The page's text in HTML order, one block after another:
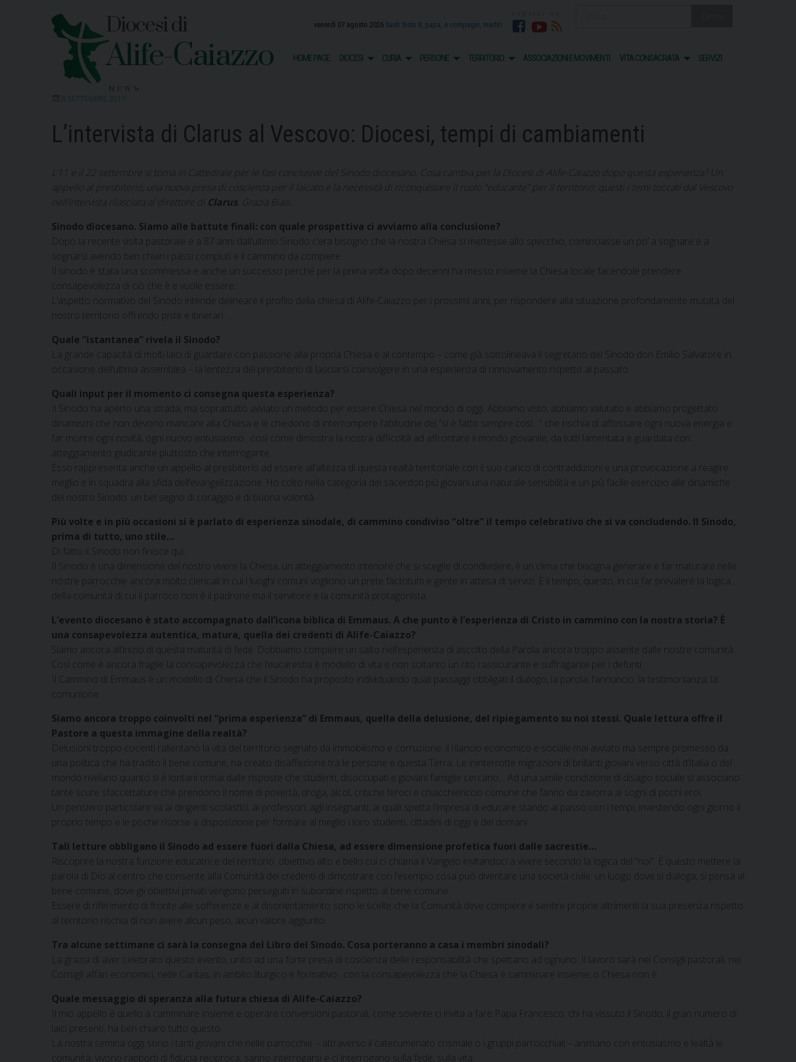
venerdì 07 agosto 2026 Santi Sisto II, papa, e compagni, martiri Facebook
Youtube
RSS
Diocesi di
Alife-Caiazzo HOME PAGE DIOCESI CURIA PERSONE TERRITORIO ASSOCIAZIONI E MOVIMENTI VITA CONSACRATA SERVIZI
8 SETTEMBRE 2017
L’intervista di Clarus al Vescovo: Diocesi, tempi di cambiamenti
L’11 e il 22 settembre si torna in Cattedrale per le fasi conclusive del Sinodo diocesano. Cosa cambia per la Diocesi di Alife-Caiazzo dopo questa esperienza? Un
appello al presbiterio, una nuova presa di coscienza per il laicato e la necessità di riconquistare il ruolo “educante” per il territorio: questi i temi toccati dal Vescovo
nell’intervista rilasciata al direttore di Clarus , Grazia Biasi.
Sinodo diocesano. Siamo alle battute finali: con quale prospettiva ci avviamo alla conclusione?
Dopo la recente visita pastorale e a 87 anni dall’ultimo Sinodo c’era bisogno che la nostra Chiesa si mettesse allo specchio, cominciasse un po’ a sognare e a
sognarsi avendo ben chiari i passi compiuti e il cammino da compiere.
Il sinodo è stata una scommessa e anche un successo perché per la prima volta dopo decenni ha messo insieme la Chiesa locale facendole prendere
consapevolezza di ciò che è e vuole essere.
L’aspetto normativo del Sinodo intende delineare il profilo della chiesa di Alife-Caiazzo per i prossimi anni, per rispondere alla situazione profondamente mutata del
nostro territorio offrendo piste e itinerari …
Quale “istantanea” rivela il Sinodo?
La grande capacità di molti laici di guardare con passione alla propria Chiesa e al contempo – come già sottolineava il segretario del Sinodo don Emilio Salvatore in
occasione dell’ultima assemblea – la lentezza del presbiterio di lasciarsi coinvolgere in una esperienza di rinnovamento rispetto al passato.
Quali input per il momento ci consegna questa esperienza?
Il Sinodo ha aperto una strada, ma soprattutto avviato un metodo per essere Chiesa nel mondo di oggi. Abbiamo visto, abbiamo valutato e abbiamo progettato:
dinamismi che non devono mancare alla Chiesa e le chiedono di interrompere l’abitudine del “si è fatto sempre così…” che rischia di affossare ogni nuova energia e
far morire ogni novità, ogni nuovo entusiasmo…così come dimostra la nostra difficoltà ad affrontare il mondo giovanile, da tutti lamentata e guardata con
atteggiamento giudicante piuttosto che interrogante.
Esso rappresenta anche un appello al presbiterio ad essere all’altezza di questa realtà territoriale con il suo carico di contraddizioni e una provocazione a reagire
meglio e in squadra alla sfida dell’evangelizzazione. Ho colto nella categoria dei sacerdoti più giovani una naturale sensibilità e un più facile esercizio alle dinamiche
del nostro Sinodo: un bel segno di coraggio e di buona volontà.
Più volte e in più occasioni si è parlato di esperienza sinodale, di cammino condiviso “oltre” il tempo celebrativo che si va concludendo. Il Sinodo,
prima di tutto, uno stile…
Di fatto il Sinodo non finisce qui.
Il Sinodo è una dimensione del nostro vivere la Chiesa, un atteggiamento interiore che si sceglie di condividere, è un clima che bisogna generare e far maturare nelle
nostre parrocchie ancora molto clericali in cui i luoghi comuni vogliono un prete factotum e gente in attesa di servizi. È il tempo, questo, in cui far prevalere la logica
della comunità di cui il parroco non è il padrone ma il servitore e la comunità protagonista.
L’evento diocesano è stato accompagnato dall’icona biblica di Emmaus. A che punto è l’esperienza di Cristo in cammino con la nostra storia? È
una consapevolezza autentica, matura, quella dei credenti di Alife-Caiazzo?
Siamo ancora all’inizio di questa maturità di fede. Dobbiamo compiere un salto nell’esperienza di ascolto della Parola ancora troppo assente dalle nostre comunità.
Così come è ancora fragile la consapevolezza che l’eucarestia è modello di vita e non soltanto un rito rassicurante e suffragante per i defunti…
Il Cammino di Emmaus è un modello di Chiesa che il Sinodo ha proposto individuando quali passaggi obbligati il dialogo, la parola, l’annuncio, la testimonianza, la
comunione.
Siamo ancora troppo coinvolti nel “prima esperienza” di Emmaus, quella della delusione, del ripiegamento su noi stessi. Quale lettura offre il
Pastore a questa immagine della realtà?
Delusioni troppo cocenti rallentano la vita del territorio segnato da immobilismo e corruzione: il rilancio economico e sociale mai avviato ma sempre promesso da
una politica che ha tradito il bene comune, ha creato disaffezione tra le persone e questa Terra. Le ininterrotte migrazioni di brillanti giovani verso città d’Italia o del
mondo rivelano quanto si è lontani ormai dalle risposte che studenti, disoccupati e giovani famiglie cercano… Ad una simile condizione di disagio sociale si associano
tante scure sfaccettature che prendono il nome di povertà, droga, alcol, critiche feroci e chiacchiericcio comune che fanno da zavorra ai sogni di pochi eroi.
Un pensiero particolare va ai dirigenti scolastici, ai professori, agli insegnanti, ai quali spetta l’impresa di educare stando al passo con i tempi, investendo ogni giorno il
proprio tempo e le poche risorse a disposizione per formare al meglio i loro studenti, cittadini di oggi e del domani.
Tali letture obbligano il Sinodo ad essere fuori dalla Chiesa, ad essere dimensione profetica fuori dalle sacrestie…
Riscoprire la nostra funzione educatrice del territorio: obiettivo alto e bello cui ci chiama il Vangelo invitandoci a vivere secondo la logica del “noi”. È questo mettere la
parola di Dio al centro che consente alla Comunità dei credenti di dimostrare con l’esempio cosa può diventare una società civile: un luogo dove si dialoga, si pensa al
bene comune, dove gli obiettivi privati vengono perseguiti in subordine rispetto al bene comune…
Essere di riferimento di fronte alle sofferenze e al disorientamento sono le scelte che la Comunità deve compiere e sentire proprie altrimenti la sua presenza rispetto
al territorio rischia di non avere alcun peso, alcun valore aggiunto.
Tra alcune settimane ci sarà la consegna del Libro del Sinodo. Cosa porteranno a casa i membri sinodali?
La grazia di aver celebrato questo evento, unito ad una forte presa di coscienza delle responsabilità che spettano ad ognuno. Il lavoro sarà nei Consigli pastorali, nei
Consigli affari economici, nelle Caritas, in ambito liturgico e formativo…con la consapevolezza che la Chiesa è camminare insieme, o Chiesa non è.
Quale messaggio di speranza alla futura chiesa di Alife-Caiazzo?
Il mio appello è quello a camminare insieme e operare conversioni pastorali, come sovente ci invita a fare Papa Francesco: chi ha vissuto il Sinodo, il gran numero di
laici presenti, ha ben chiaro tutto questo.
La nostra semina oggi sono i tanti giovani che nelle parrocchie – attraverso il catecumenato crismale o i gruppi parrocchiali – animano con entusiasmo e lealtà le
comunità, vivono rapporti di fiducia reciproca, sanno interrogarsi e ci interrogano sulla fede, sulla vita.